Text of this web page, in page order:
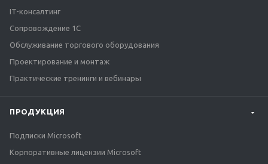
IT-консалтинг
Сопровождение 1С
Обслуживание торгового оборудования
Проектирование и монтаж
Практические тренинги и вебинары
ПРОДУКЦИЯ
Подписки Microsoft
Корпоративные лицензии Microsoft